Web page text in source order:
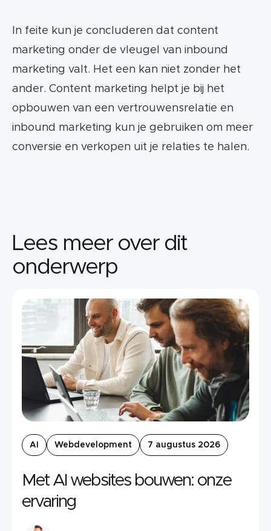
In feite kun je concluderen dat content
marketing onder de vleugel van inbound
marketing valt. Het een kan niet zonder het
ander. Content marketing helpt je bij het
opbouwen van een vertrouwensrelatie en
inbound marketing kun je gebruiken om meer
conversie en verkopen uit je relaties te halen.
Lees meer over dit
onderwerp
AI Webdevelopment 7 augustus 2026
Met AI websites bouwen: onze
ervaring